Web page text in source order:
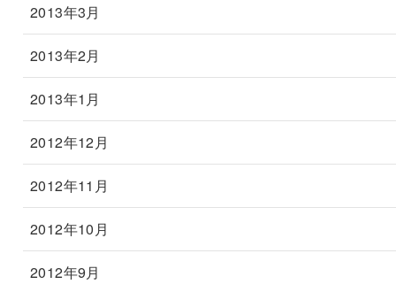
2013年3月
2013年2月
2013年1月
2012年12月
2012年11月
2012年10月
2012年9月